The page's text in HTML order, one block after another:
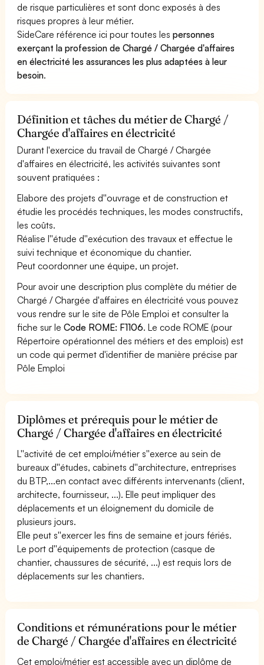
de risque particulières et sont donc exposés à des
risques propres à leur métier.
SideCare référence ici pour toutes lespersonnes
exerçant la profession de Chargé / Chargée d'affaires
en électricité les assurances les plus adaptées à leur
besoin.
Définition et tâches du métier de Chargé /
Chargée d'affaires en électricité
Durant l'exercice du travail de Chargé / Chargée
d'affaires en électricité, les activités suivantes sont
souvent pratiquées :
Elabore des projets d''ouvrage et de construction et
étudie les procédés techniques, les modes constructifs,
les coûts.
Réalise l''étude d''exécution des travaux et effectue le
suivi technique et économique du chantier.
Peut coordonner une équipe, un projet.
Pour avoir une description plus complète du métier de
Chargé / Chargée d'affaires en électricité vous pouvez
vous rendre sur le site de Pôle Emploi et consulter la
fiche sur leCode ROME: F1106. Le code ROME (pour
Répertoire opérationnel des métiers et des emplois) est
un code qui permet d'identifier de manière précise par
Pôle Emploi
Diplômes et prérequis pour le métier de
Chargé / Chargée d'affaires en électricité
L''activité de cet emploi/métier s''exerce au sein de
bureaux d''études, cabinets d''architecture, entreprises
du BTP,...en contact avec différents intervenants (client,
architecte, fournisseur, ...). Elle peut impliquer des
déplacements et un éloignement du domicile de
plusieurs jours.
Elle peut s''exercer les fins de semaine et jours fériés.
Le port d''équipements de protection (casque de
chantier, chaussures de sécurité, ...) est requis lors de
déplacements sur les chantiers.
Conditions et rémunérations pour le métier
de Chargé / Chargée d'affaires en électricité
Cet emploi/métier est accessible avec un diplôme de